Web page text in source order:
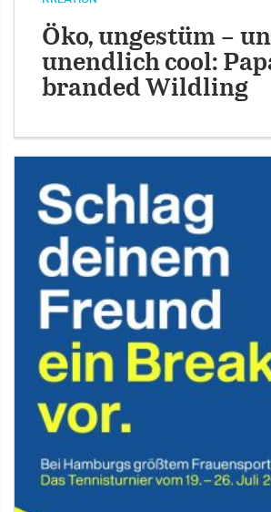
Öko, ungestüm –
unendlich cool:
branded Wildling